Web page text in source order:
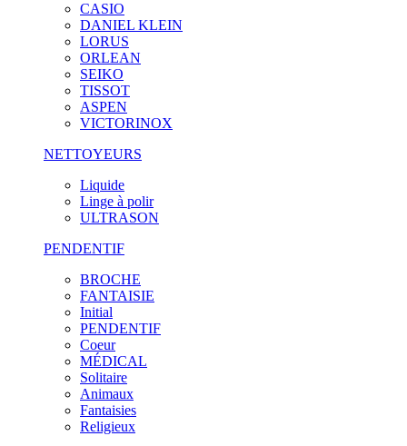
CASIO
DANIEL KLEIN
LORUS
ORLEAN
SEIKO
TISSOT
ASPEN
VICTORINOX
NETTOYEURS
Liquide
Linge à polir
ULTRASON
PENDENTIF
BROCHE
FANTAISIE
Initial
PENDENTIF
Coeur
MÉDICAL
Solitaire
Animaux
Fantaisies
Religieux